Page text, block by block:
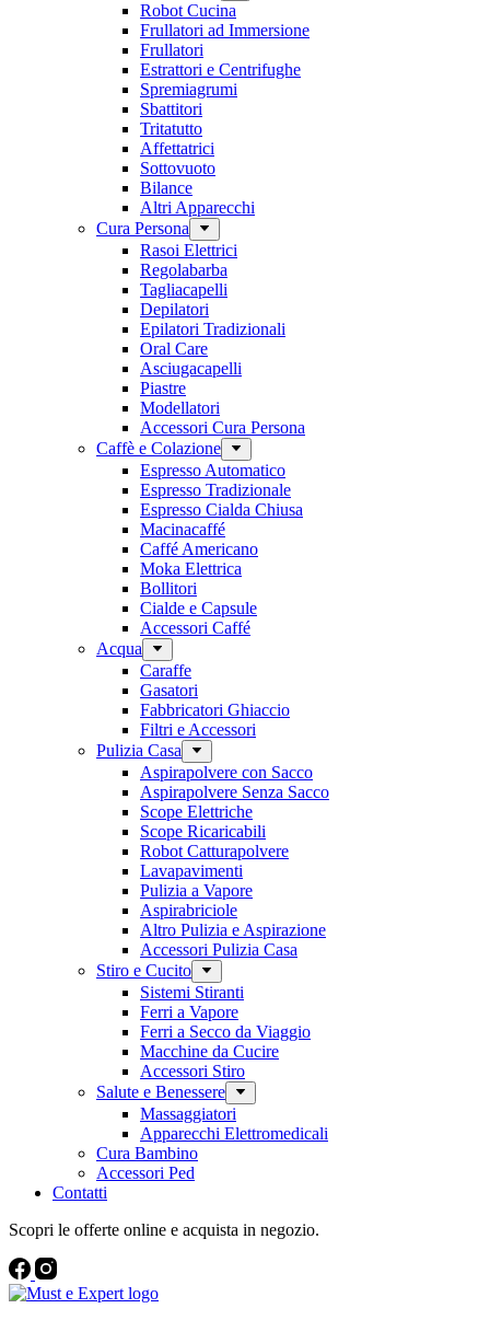
Robot Cucina
Frullatori ad Immersione
Frullatori
Estrattori e Centrifughe
Spremiagrumi
Sbattitori
Tritatutto
Affettatrici
Sottovuoto
Bilance
Altri Apparecchi
Cura Persona
Rasoi Elettrici
Regolabarba
Tagliacapelli
Depilatori
Epilatori Tradizionali
Oral Care
Asciugacapelli
Piastre
Modellatori
Accessori Cura Persona
Caffè e Colazione
Espresso Automatico
Espresso Tradizionale
Espresso Cialda Chiusa
Macinacaffé
Caffé Americano
Moka Elettrica
Bollitori
Cialde e Capsule
Accessori Caffé
Acqua
Caraffe
Gasatori
Fabbricatori Ghiaccio
Filtri e Accessori
Pulizia Casa
Aspirapolvere con Sacco
Aspirapolvere Senza Sacco
Scope Elettriche
Scope Ricaricabili
Robot Catturapolvere
Lavapavimenti
Pulizia a Vapore
Aspirabriciole
Altro Pulizia e Aspirazione
Accessori Pulizia Casa
Stiro e Cucito
Sistemi Stiranti
Ferri a Vapore
Ferri a Secco da Viaggio
Macchine da Cucire
Accessori Stiro
Salute e Benessere
Massaggiatori
Apparecchi Elettromedicali
Cura Bambino
Accessori Ped
Contatti
Scopri le offerte online e acquista in negozio.